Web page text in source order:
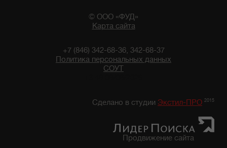
© ООО «ФУД»
Карта сайта
+7 (846) 342-68-36, 342-68-37
Политика персональных данных
СОУТ
Сделано в студии Экстил-ПРО 2015
Продвижение сайта